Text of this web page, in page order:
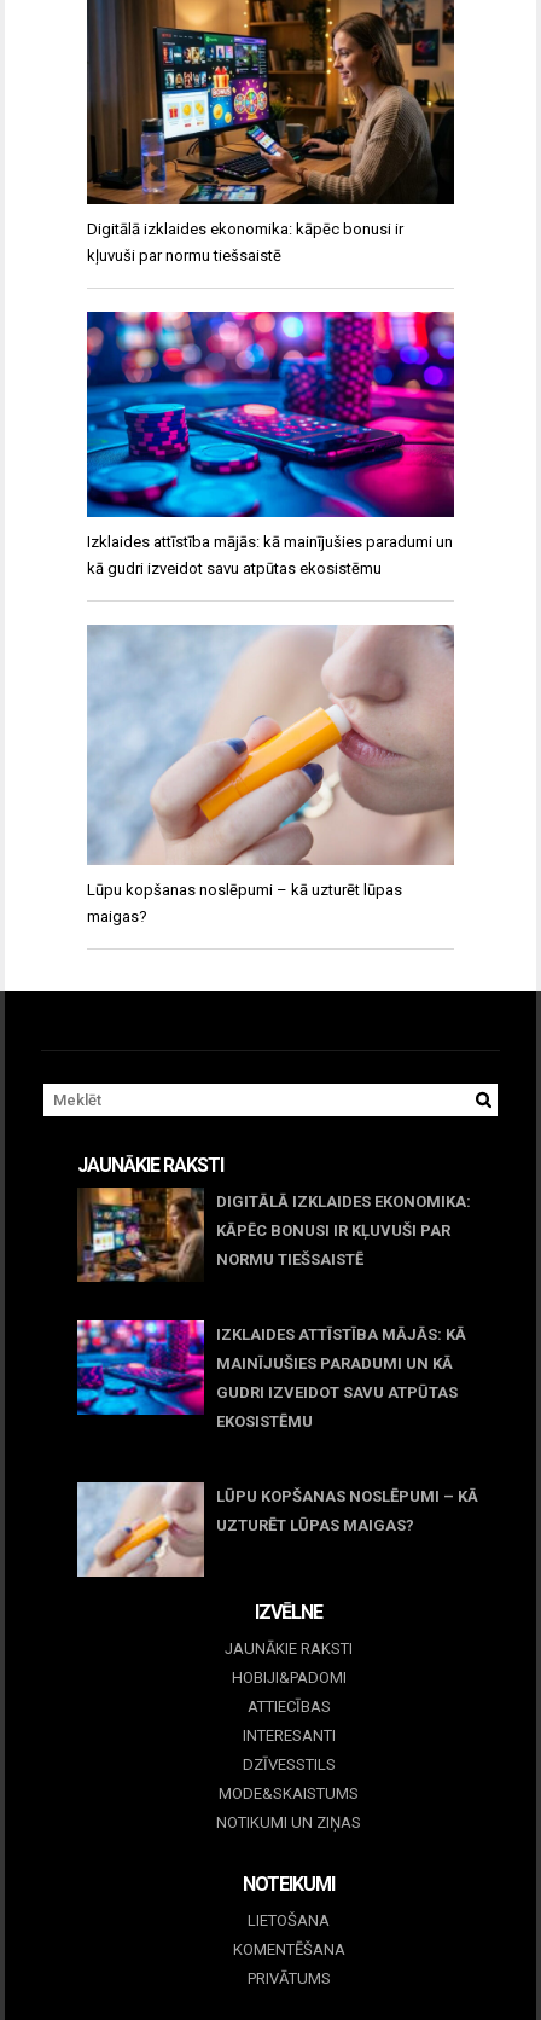
Digitālā izklaides ekonomika: kāpēc bonusi ir
kļuvuši par normu tiešsaistē
Izklaides attīstība mājās: kā mainījušies paradumi un
kā gudri izveidot savu atpūtas ekosistēmu
Lūpu kopšanas noslēpumi – kā uzturēt lūpas
maigas?
JAUNĀKIE RAKSTI
DIGITĀLĀ IZKLAIDES EKONOMIKA:
KĀPĒC BONUSI IR KĻUVUŠI PAR
NORMU TIEŠSAISTĒ
IZKLAIDES ATTĪSTĪBA MĀJĀS: KĀ
MAINĪJUŠIES PARADUMI UN KĀ
GUDRI IZVEIDOT SAVU ATPŪTAS
EKOSISTĒMU
LŪPU KOPŠANAS NOSLĒPUMI – KĀ
UZTURĒT LŪPAS MAIGAS?
IZVĒLNE
JAUNĀKIE RAKSTI
HOBIJI&PADOMI
ATTIECĪBAS
INTERESANTI
DZĪVESSTILS
MODE&SKAISTUMS
NOTIKUMI UN ZIŅAS
NOTEIKUMI
LIETOŠANA
KOMENTĒŠANA
PRIVĀTUMS